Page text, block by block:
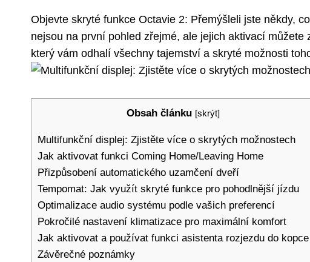
Objevte skryté funkce Octavie 2: Přemýšleli jste někdy,
nejsou na první pohled zřejmé, ale jejich aktivací můžete
který vám odhalí všechny tajemství a skryté možnosti
Obsah článku [skrýt]
Multifunkční displej: Zjistěte více o skrytých možnostech
Jak aktivovat funkci Coming Home/Leaving Home
Přizpůsobení automatického uzamčení dveří
Tempomat: Jak využít skryté funkce pro pohodlnější jízdu
Optimalizace audio systému podle vašich preferencí
Pokročilé nastavení klimatizace pro maximální komfort
Jak aktivovat a používat funkci asistenta rozjezdu do kopce
Závěrečné poznámky